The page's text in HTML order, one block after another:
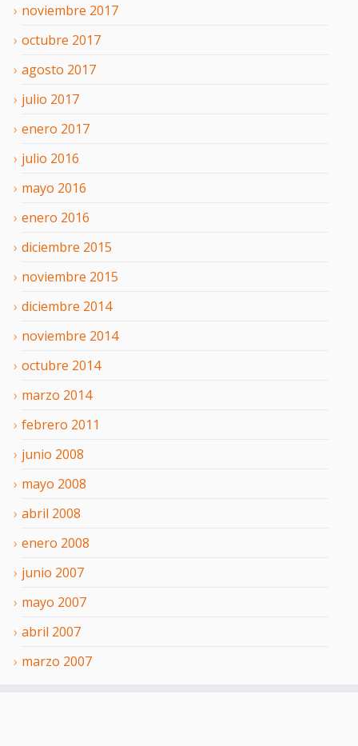
noviembre 2017
octubre 2017
agosto 2017
julio 2017
enero 2017
julio 2016
mayo 2016
enero 2016
diciembre 2015
noviembre 2015
diciembre 2014
noviembre 2014
octubre 2014
marzo 2014
febrero 2011
junio 2008
mayo 2008
abril 2008
enero 2008
junio 2007
mayo 2007
abril 2007
marzo 2007